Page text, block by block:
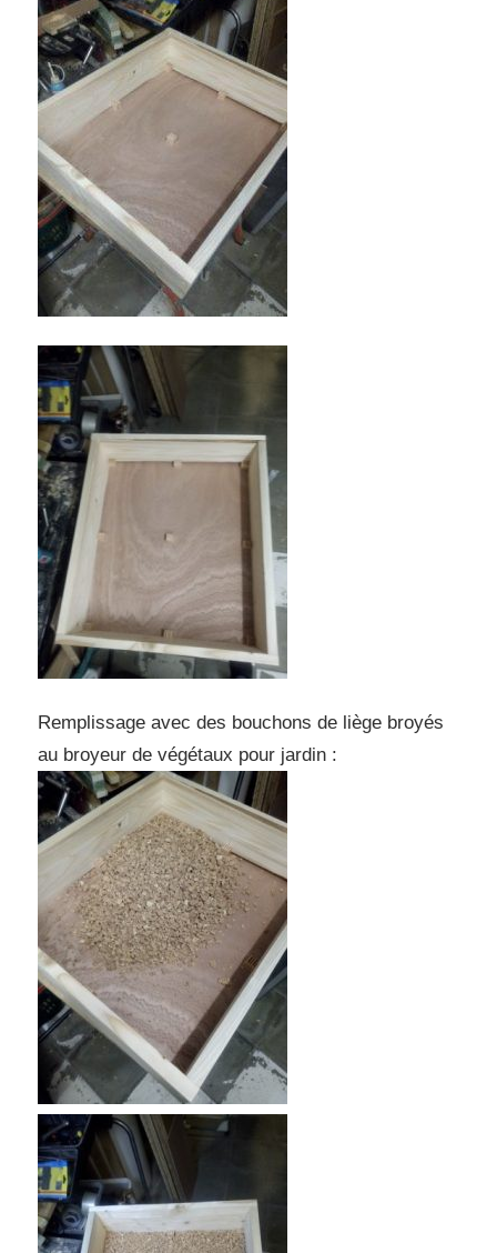
Remplissage avec des bouchons de liège broyés
au broyeur de végétaux pour jardin :